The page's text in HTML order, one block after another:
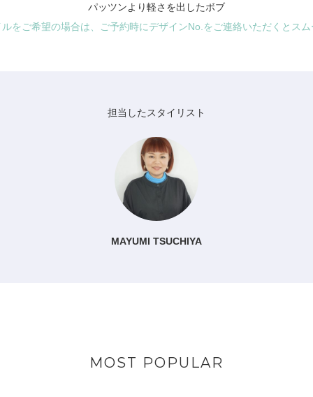
パッツンより軽さを出したボブ
をご希望の場合は、ご予約時にデザインNo.をご連絡いただくとスム
担当したスタイリスト
MAYUMI TSUCHIYA
MOST POPULAR